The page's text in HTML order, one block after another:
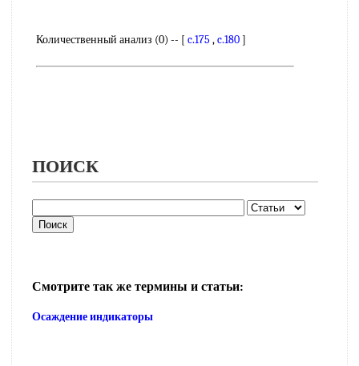
Количественный анализ (0) -- [ c.175 ,c.180]
ПОИСК
Смотрите так же термины и статьи:
Осаждение индикаторы